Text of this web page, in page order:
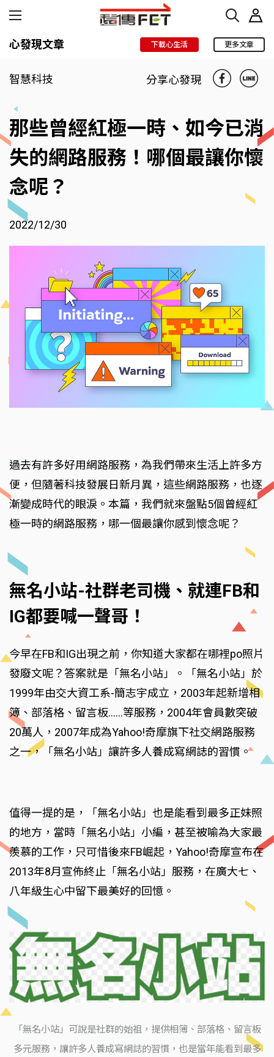
心發現文章 下載心生活 更多文章
智慧科技 分享心發現
那些曾經紅極一時、如今已消
失的網路服務！哪個最讓你懷
念呢？
2022/12/30
過去有許多好用網路服務，為我們帶來生活上許多方
便，但隨著科技發展日新月異，這些網路服務，也逐
漸變成時代的眼淚。本篇，我們就來盤點5個曾經紅
極一時的網路服務，哪一個最讓你感到懷念呢？
無名小站-社群老司機、就連FB和
IG都要喊一聲哥！
今早在FB和IG出現之前，你知道大家都在哪裡po照片
發廢文呢？答案就是「無名小站」。「無名小站」於
1999年由交大資工系-簡志宇成立，2003年起新增相
簿、部落格、留言板……等服務，2004年會員數突破
20萬人，2007年成為Yahoo!奇摩旗下社交網路服務
之一，「無名小站」讓許多人養成寫網誌的習慣。
值得一提的是，「無名小站」也是能看到最多正妹照
的地方，當時「無名小站」小編，甚至被喻為大家最
羨慕的工作，只可惜後來FB崛起，Yahoo!奇摩宣布在
2013年8月宣佈終止「無名小站」服務，在廣大七、
八年級生心中留下最美好的回憶。
「無名小站」可說是社群的始祖，提供相簿、部落格、留言板
多元服務，讓許多人養成寫網誌的習慣，也是當年能看到最多